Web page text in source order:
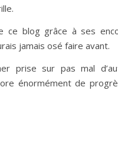
ce blog grâce à ses
jamais osé faire avant.
prise sur pas mal
énormément de